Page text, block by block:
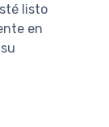
listo
en